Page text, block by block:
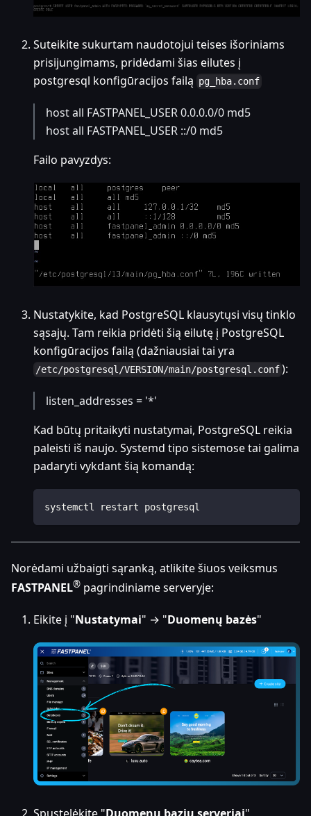
Suteikite sukurtam naudotojui teises išoriniams
prisijungimams, pridėdami šias eilutes į
postgresql konfigūracijos failą pg_hba.conf
host all FASTPANEL_USER 0.0.0.0/0 md5
host all FASTPANEL_USER ::/0 md5
Failo pavyzdys:
Nustatykite, kad PostgreSQL klausytųsi visų tinklo
sąsajų. Tam reikia pridėti šią eilutę į PostgreSQL
konfigūracijos failą (dažniausiai tai yra
/etc/postgresql/VERSION/main/postgresql.conf ):
listen_addresses = '*'
Kad būtų pritaikyti nustatymai, PostgreSQL reikia
paleisti iš naujo. Systemd tipo sistemose tai galima
padaryti vykdant šią komandą:
systemctl restart postgresql
Norėdami užbaigti sąranką, atlikite šiuos veiksmus
FASTPANEL® pagrindiniame serveryje:
Eikite į "Nustatymai" → "Duomenų bazės"
Spustelėkite "Duomenų bazių serveriai"